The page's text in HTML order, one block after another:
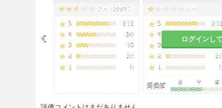
ログインし